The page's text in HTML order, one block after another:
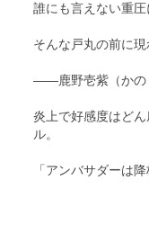
誰にも言えない重
そんな戸丸の前に
――鹿野壱紫（かの
炎上で好感度はど
ル。
「アンバサダーは
「アンタが嫌がれ